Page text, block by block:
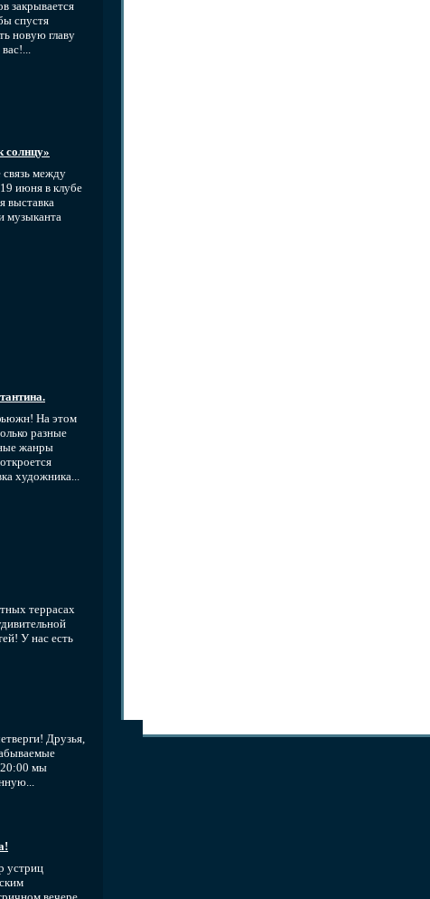
закрывается
спустя
новую главу
солнцу»
между
июня в клубе
выставка
музыканта
На этом
разные
жанры
художника...
террасах
У нас есть
Друзья,
20:00 мы
устриц
вечере